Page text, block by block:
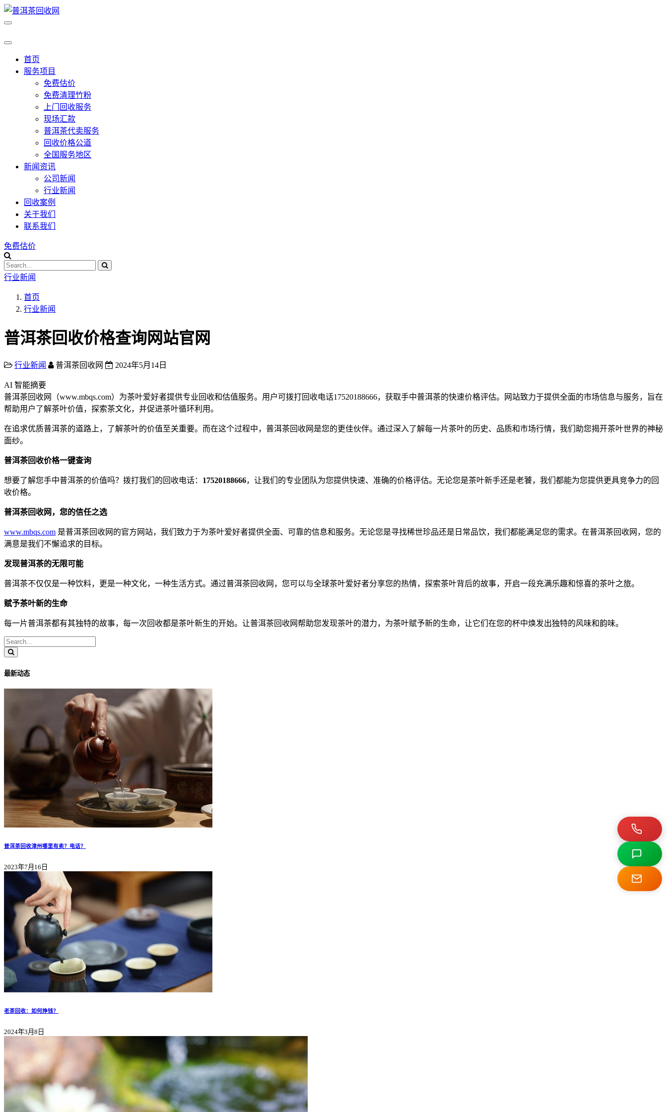
首页
服务项目
免费估价
免费清理竹粉
上门回收服务
现场汇款
普洱茶代卖服务
回收价格公道
全国服务地区
新闻资讯
公司新闻
行业新闻
回收案例
关于我们
联系我们
免费估价
行业新闻
首页
行业新闻
普洱茶回收价格查询网站官网
行业新闻 普洱茶回收网 2024年5月14日
AI 智能摘要
普洱茶回收网（www.mbqs.com）为茶叶爱好者提供专业回收和估值服务。用户可拨打回收电话17520188666，获取手中普洱茶的快速价格评估。网站致力于提供全面的市场信息与服务，旨在
帮助用户了解茶叶价值，探索茶文化，并促进茶叶循环利用。
在追求优质普洱茶的道路上，了解茶叶的价值至关重要。而在这个过程中，普洱茶回收网是您的更佳伙伴。通过深入了解每一片茶叶的历史、品质和市场行情，我们助您揭开茶叶世界的神秘
面纱。
普洱茶回收价格一键查询
想要了解您手中普洱茶的价值吗？拨打我们的回收电话： 17520188666，让我们的专业团队为您提供快速、准确的价格评估。无论您是茶叶新手还是老饕，我们都能为您提供更具竞争力的回
收价格。
普洱茶回收网，您的信任之选
www.mbqs.com 是普洱茶回收网的官方网站，我们致力于为茶叶爱好者提供全面、可靠的信息和服务。无论您是寻找稀世珍品还是日常品饮，我们都能满足您的需求。在普洱茶回收网，您的
满意是我们不懈追求的目标。
发现普洱茶的无限可能
普洱茶不仅仅是一种饮料，更是一种文化，一种生活方式。通过普洱茶回收网，您可以与全球茶叶爱好者分享您的热情，探索茶叶背后的故事，开启一段充满乐趣和惊喜的茶叶之旅。
赋予茶叶新的生命
每一片普洱茶都有其独特的故事，每一次回收都是茶叶新生的开始。让普洱茶回收网帮助您发现茶叶的潜力，为茶叶赋予新的生命，让它们在您的杯中焕发出独特的风味和韵味。
最新动态
普洱茶回收漳州哪里有卖？电话？
2023年7月16日
老茶回收：如何挣钱？
2024年3月8日